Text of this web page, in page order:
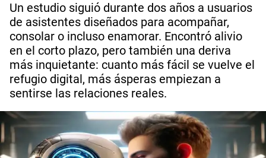
Un estudio siguió durante dos años a usuarios
de asistentes diseñados para acompañar,
consolar o incluso enamorar. Encontró alivio
en el corto plazo, pero también una deriva
más inquietante: cuanto más fácil se vuelve el
refugio digital, más ásperas empiezan a
sentirse las relaciones reales.